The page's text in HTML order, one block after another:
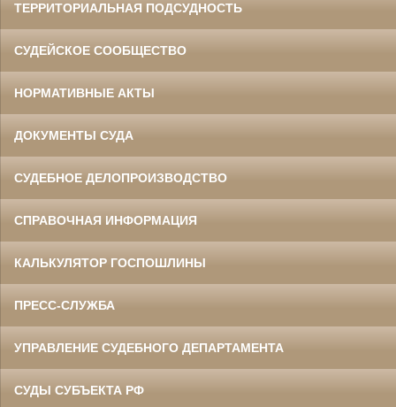
ТЕРРИТОРИАЛЬНАЯ ПОДСУДНОСТЬ
СУДЕЙСКОЕ СООБЩЕСТВО
НОРМАТИВНЫЕ АКТЫ
ДОКУМЕНТЫ СУДА
СУДЕБНОЕ ДЕЛОПРОИЗВОДСТВО
СПРАВОЧНАЯ ИНФОРМАЦИЯ
КАЛЬКУЛЯТОР ГОСПОШЛИНЫ
ПРЕСС-СЛУЖБА
УПРАВЛЕНИЕ СУДЕБНОГО ДЕПАРТАМЕНТА
СУДЫ СУБЪЕКТА РФ